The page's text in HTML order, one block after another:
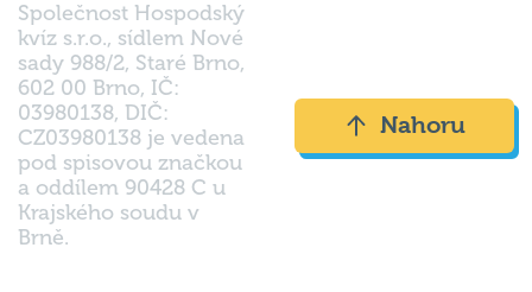
Společnost Hospodský
kvíz s.r.o., sídlem Nové
sady 988/2, Staré Brno,
602 00 Brno, IČ:
03980138, DIČ:
CZ03980138 je vedena
pod spisovou značkou
a oddílem 90428 C u
Krajského soudu v
Brně.
Nahoru